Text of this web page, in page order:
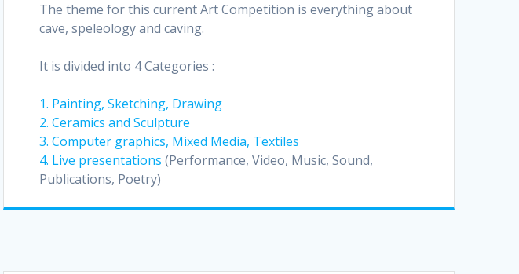
The theme for this current Art Competition is everything about
cave, speleology and caving.
It is divided into 4 Categories :
1. Painting, Sketching, Drawing
2. Ceramics and Sculpture
3. Computer graphics, Mixed Media, Textiles
4. Live presentations (Performance, Video, Music, Sound,
Publications, Poetry)